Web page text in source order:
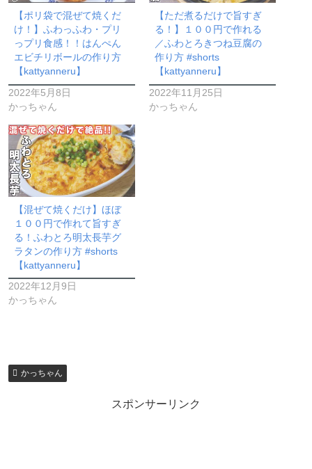
【ポリ袋で混ぜて焼くだ
け！】ふわっふわ・プリ
っプリ食感！！はんぺん
エビチリボールの作り方
【kattyanneru】
2022年5月8日
かっちゃん
【ただ煮るだけで旨すぎ
る！】１００円で作れる
／ふわとろきつね豆腐の
作り方 #shorts
【kattyanneru】
2022年11月25日
かっちゃん
【混ぜて焼くだけ】ほぼ
１００円で作れて旨すぎ
る！ふわとろ明太長芋グ
ラタンの作り方 #shorts
【kattyanneru】
2022年12月9日
かっちゃん
かっちゃん
スポンサーリンク